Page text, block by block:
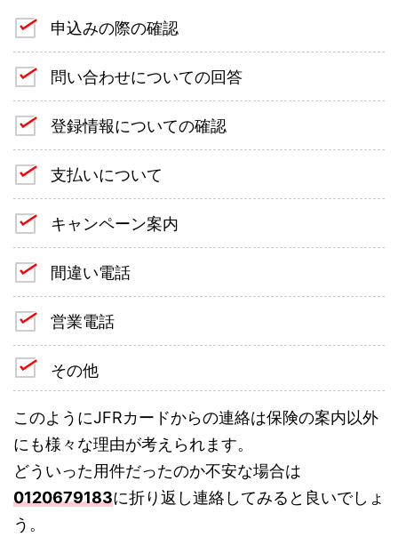
申込みの際の確認
問い合わせについての回答
登録情報についての確認
支払いについて
キャンペーン案内
間違い電話
営業電話
その他
このようにJFRカードからの連絡は保険の案内以外
にも様々な理由が考えられます。
どういった用件だったのか不安な場合は
0120679183に折り返し連絡してみると良いでしょ
う。